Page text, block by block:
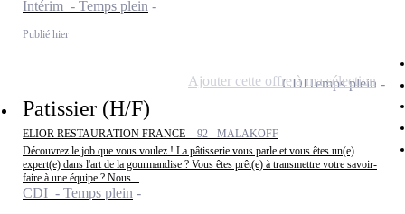
Intérim - Temps plein
Publié hier
Patissier (H/F)
ELIOR RESTAURATION FRANCE - 92 - MALAKOFF
Découvrez le job que vous voulez ! La pâtisserie vous parle et vous êtes un(e)
expert(e) dans l'art de la gourmandise ? Vous êtes prêt(e) à transmettre votre savoir-
faire à une équipe ? Nous...
CDI - Temps plein
CDITemps plein
Ajouter cette offre à ma sélection